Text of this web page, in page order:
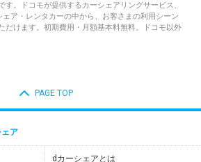
す。ドコモが提供するカーシェアリングサービス、
ェア・レンタカーの中から、お客さまの利用シーン
だけます。初期費用・月額基本料無料。ドコモ以外
PAGE TOP
ア
dカーシェアとは